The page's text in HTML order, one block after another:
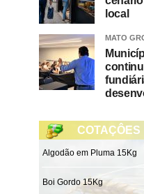
local
MATO